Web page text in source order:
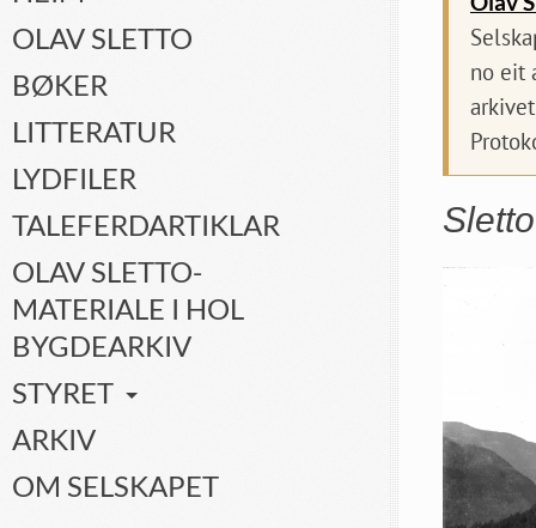
no eit
OLAV SLETTO
BØKER
LITTERATUR
LYDFILER
TALEFERDARTIKLAR
OLAV SLETTO-
MATERIALE I HOL
BYGDEARKIV
STYRET
ARKIV
OM SELSKAPET